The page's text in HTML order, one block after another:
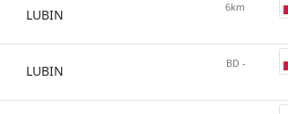
LUBIN 6km
LUBIN BD -